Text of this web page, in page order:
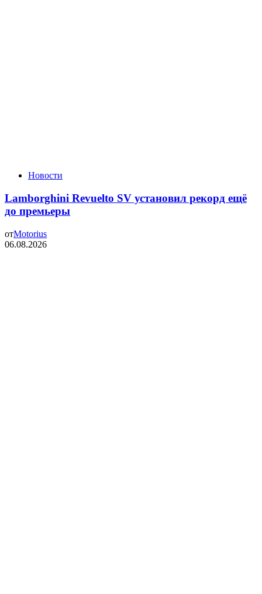
Новости
Lamborghini Revuelto SV установил рекорд ещё
до премьеры
отMotorius
06.08.2026